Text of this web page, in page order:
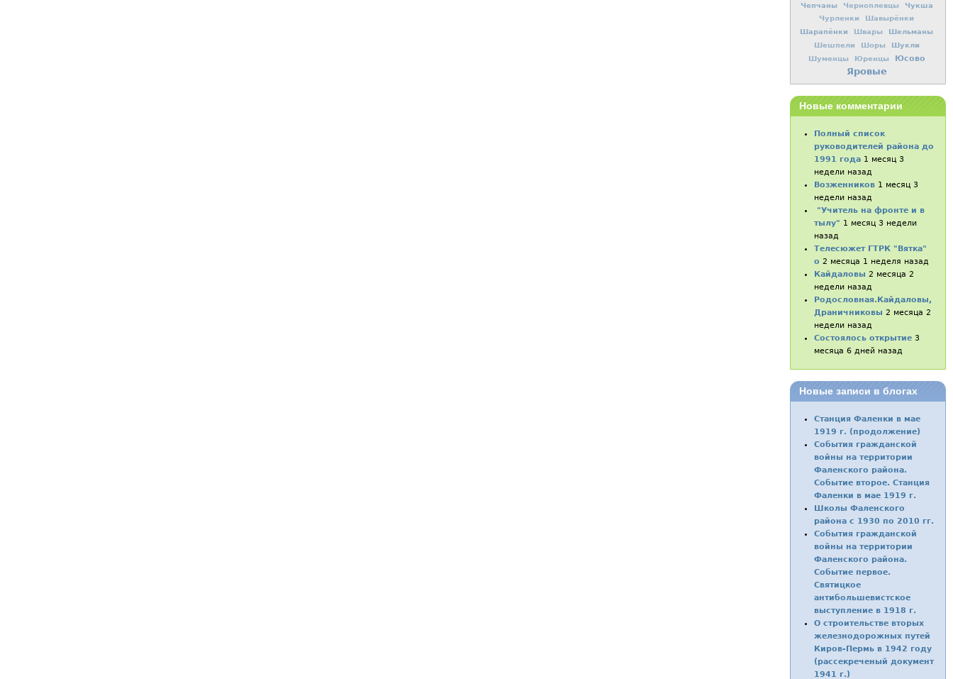
Чепчаны Черноплевцы Чукша
Чурленки Шавырёнки
Шарапёнки Швары Шельманы
Шешпели Шоры Шукли
Шуменцы Юренцы Юсово
Яровые
Новые комментарии
Полный список
руководителей района до
1991 года 1 месяц 3
недели назад
Возженников 1 месяц 3
недели назад
"Учитель на фронте и в
тылу" 1 месяц 3 недели
назад
Телесюжет ГТРК "Вятка"
о 2 месяца 1 неделя назад
Кайдаловы 2 месяца 2
недели назад
Родословная.Кайдаловы,
Драничниковы 2 месяца 2
недели назад
Состоялось открытие 3
месяца 6 дней назад
Новые записи в блогах
Станция Фаленки в мае
1919 г. (продолжение)
События гражданской
войны на территории
Фаленского района.
Событие второе. Станция
Фаленки в мае 1919 г.
Школы Фаленского
района с 1930 по 2010 гг.
События гражданской
войны на территории
Фаленского района.
Событие первое.
Святицкое
антибольшевистское
выступление в 1918 г.
О строительстве вторых
железнодорожных путей
Киров-Пермь в 1942 году
(рассекреченый документ
1941 г.)